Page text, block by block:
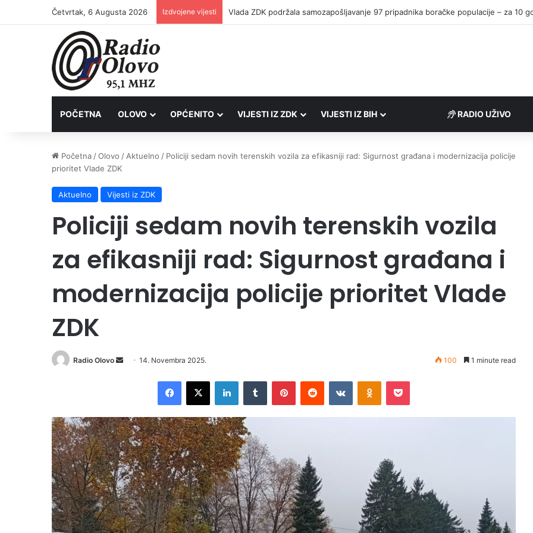
Četvrtak, 6 Augusta 2026 Izdvojene vijesti
POČETNA OLOVO OPĆENITO VIJESTI IZ ZDK VIJESTI IZ BIH RADIO UŽIVO
Početna /Olovo / Aktuelno / Policiji sedam novih terenskih vozila za efikasniji rad: Sigurnost građana i modernizacija policije
prioritet Vlade ZDK
Aktuelno Vijesti iz ZDK
Policiji sedam novih terenskih vozila
za efikasniji rad: Sigurnost građana i
modernizacija policije prioritet Vlade
ZDK
Radio Olovo
a
n
e
m
a
i
l
14. Novembra 2025. 100 1 minute read